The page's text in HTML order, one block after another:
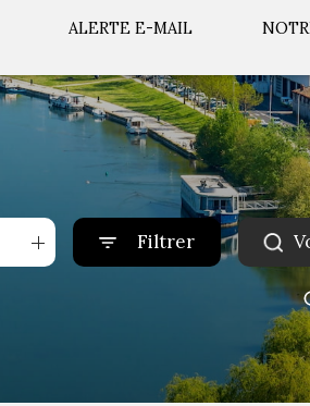
ALERTE E-MAIL
Filtrer